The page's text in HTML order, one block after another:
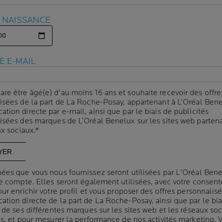
Panneau suivant
Elle nourrit la peau
Formulée pour les
parfum. Non grasse.
Convient à toutes les
démangeaisons, des
NAISSANCE
E-MAIL
être âgé(e) d'au moins 16 ans et souhaite recevoir des
de la part de La Roche-Posay, appartenant à L’Oréal
directe par e-mail, ainsi que par le biais de publicités
des marques de L’Oréal Benelux sur les sites web
sociaux.*
que vous nous fournissez seront utilisées par L'Oréal
compte. Elles seront également utilisées, avec votre
enrichir votre profil et vous proposer des offres
directe de la part de La Roche-Posay, ainsi que par le
ses différentes marques sur les sites web et les réseaux
et pour mesurer la performance de nos activités marketing.
NAISSANCE
E-MAIL
être âgé(e) d'au moins 16 ans et souhaite recevoir des
de la part de La Roche-Posay, appartenant à L’Oréal
directe par e-mail, ainsi que par le biais de publicités
des marques de L’Oréal Benelux sur les sites web
sociaux.*
que vous nous fournissez seront utilisées par L'Oréal
compte. Elles seront également utilisées, avec votre
enrichir votre profil et vous proposer des offres
directe de la part de La Roche-Posay, ainsi que par le
ses différentes marques sur les sites web et les réseaux
et pour mesurer la performance de nos activités marketing.